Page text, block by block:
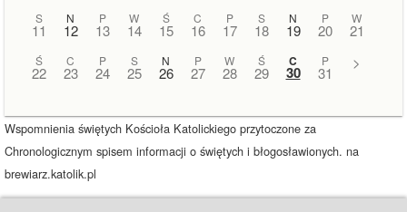
S
11
N
12
P
13
W
14
Ś
15
C
16
P
17
S
18
N
19
P
20
W
21
Ś
22
C
23
P
24
S
25
N
26
P
27
W
28
Ś
29
C
30
P
31
>
Wspomnienia świętych Kościoła Katolickiego przytoczone za
Chronologicznym spisem informacji o świętych i błogosławionych. na
brewiarz.katolik.pl